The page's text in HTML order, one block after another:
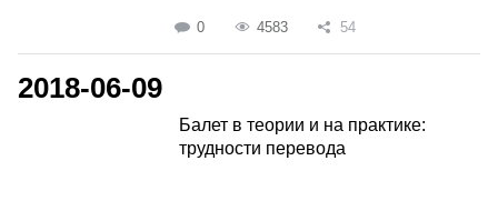
0 4583 54
2018-06-09
Балет в теории и на практике:
трудности перевода